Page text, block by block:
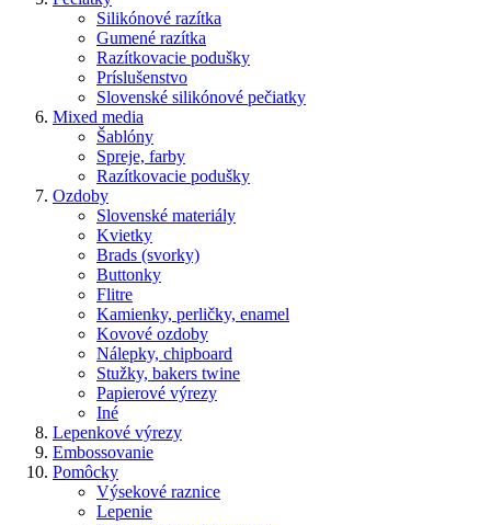
Silikónové razítka
Gumené razítka
Razítkovacie podušky
Príslušenstvo
Slovenské silikónové pečiatky
Mixed media
Šablóny
Spreje, farby
Razítkovacie podušky
Ozdoby
Slovenské materiály
Kvietky
Brads (svorky)
Buttonky
Flitre
Kamienky, perličky, enamel
Kovové ozdoby
Nálepky, chipboard
Stužky, bakers twine
Papierové výrezy
Iné
Lepenkové výrezy
Embossovanie
Pomôcky
Výsekové raznice
Lepenie